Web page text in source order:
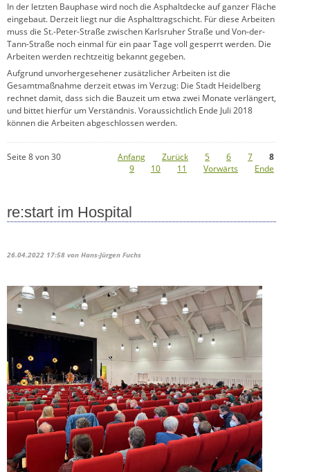
In der letzten Bauphase wird noch die Asphaltdecke auf ganzer Fläche
eingebaut. Derzeit liegt nur die Asphalttragschicht. Für diese Arbeiten
muss die St.-Peter-Straße zwischen Karlsruher Straße und Von-der-
Tann-Straße noch einmal für ein paar Tage voll gesperrt werden. Die
Arbeiten werden rechtzeitig bekannt gegeben.
Aufgrund unvorhergesehener zusätzlicher Arbeiten ist die
Gesamtmaßnahme derzeit etwas im Verzug: Die Stadt Heidelberg
rechnet damit, dass sich die Bauzeit um etwa zwei Monate verlängert,
und bittet hierfür um Verständnis. Voraussichtlich Ende Juli 2018
können die Arbeiten abgeschlossen werden.
Seite 8 von 30 Anfang Zurück 5 6 7
8
9
10 11 Vorwärts Ende
re:start im Hospital
26.04.2022 17:58 von Hans-Jürgen Fuchs